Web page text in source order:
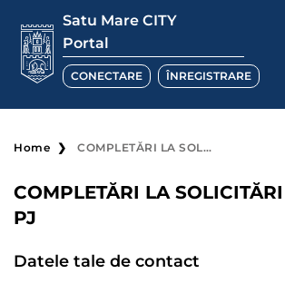
Satu Mare CITY
Portal
CONECTARE ÎNREGISTRARE
Home COMPLETĂRI LA SOLICITĂRI DEPUSE - PJ
COMPLETĂRI LA
PJ
Datele tale de contact